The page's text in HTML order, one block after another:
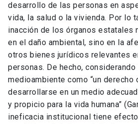
desarrollo de las personas en
vida, la salud o la vivienda. Por lo
inacción de los órganos estatales
en el daño ambiental, sino en la
otros bienes jurídicos relevantes
personas. De hecho, considerando
medioambiente como “un derecho
desarrollarse en un medio
y propicio para la vida humana”
ineficacia institucional tiene